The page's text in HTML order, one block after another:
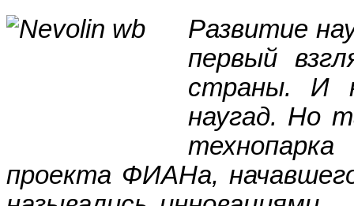
Развитие
первый
страны. И
наугад. Но
проекта ФИАНа,